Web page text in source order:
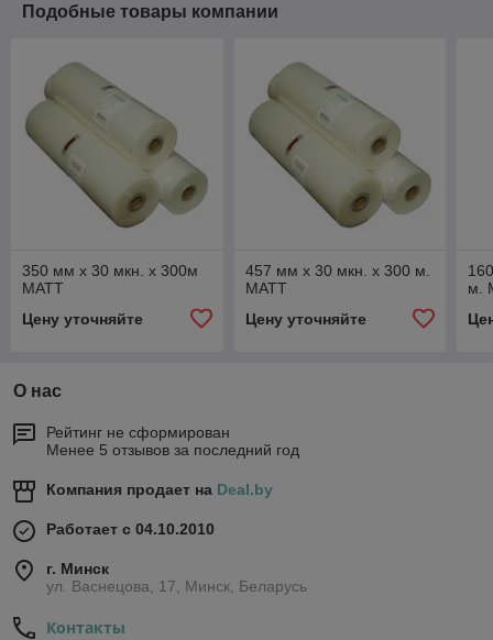
Подобные товары компании
350 мм x 30 мкн. x 300м
МАТТ
Цену уточняйте
457 мм x 30 мкн. x 300 м.
МАТТ
Цену уточняйте
м.
О нас
Рейтинг не сформирован
Менее 5 отзывов за последний год
Компания продает на Deal.by
Работает с 04.10.2010
г. Минск
ул. Васнецова, 17, Минск, Беларусь
Контакты